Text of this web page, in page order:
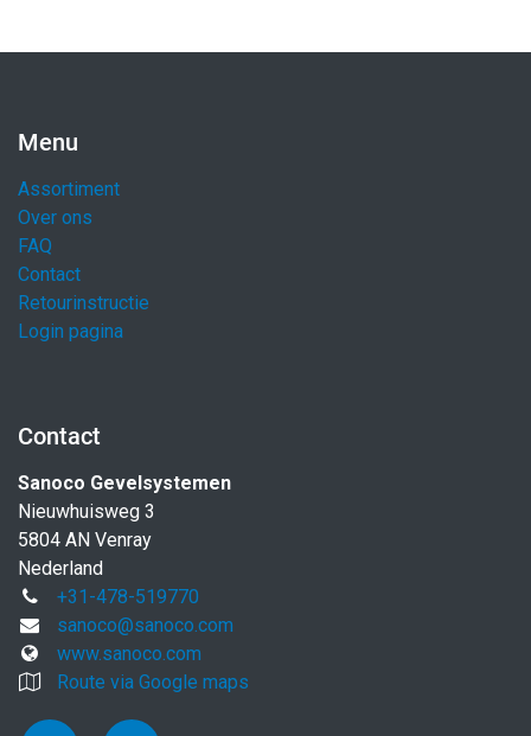
Menu
Assortiment
Over ons
FAQ
Contact
Retourinstructie
Login pagina
Contact
Sanoco Gevelsystemen
Nieuwhuisweg 3
5804 AN Venray
Nederland
+31-478-519770
sanoco@sanoco.com
www.sanoco.com
Route via Google maps